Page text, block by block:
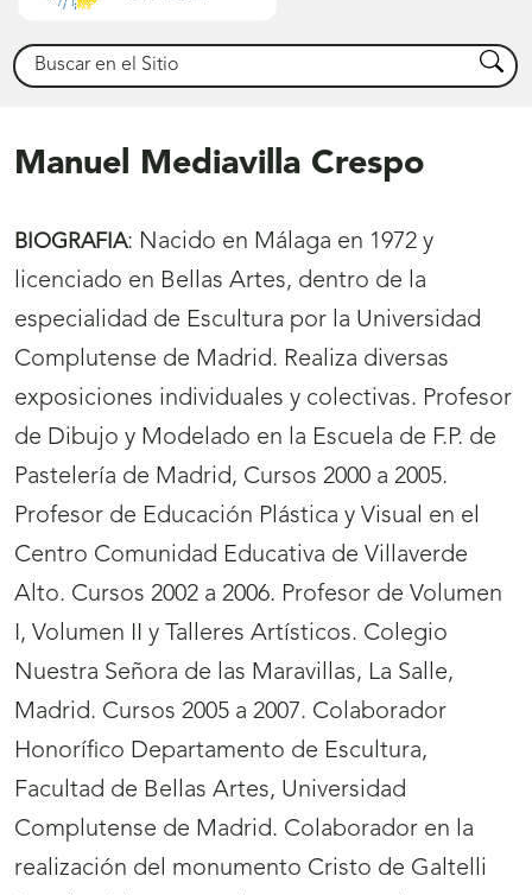
Buscar Buscar
Manuel Mediavilla Crespo
BIOGRAFIA: Nacido en Málaga en 1972 y
licenciado en Bellas Artes, dentro de la
especialidad de Escultura por la Universidad
Complutense de Madrid. Realiza diversas
exposiciones individuales y colectivas. Profesor
de Dibujo y Modelado en la Escuela de F.P. de
Pastelería de Madrid, Cursos 2000 a 2005.
Profesor de Educación Plástica y Visual en el
Centro Comunidad Educativa de Villaverde
Alto. Cursos 2002 a 2006. Profesor de Volumen
I, Volumen II y Talleres Artísticos. Colegio
Nuestra Señora de las Maravillas, La Salle,
Madrid. Cursos 2005 a 2007. Colaborador
Honorífico Departamento de Escultura,
Facultad de Bellas Artes, Universidad
Complutense de Madrid. Colaborador en la
realización del monumento Cristo de Galtelli